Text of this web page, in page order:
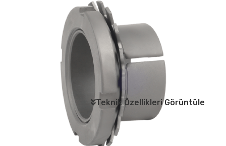
Teknik Özellikleri Görüntüle